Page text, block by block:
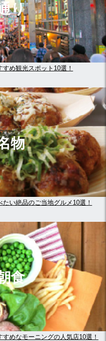
り
め観光スポット10選！
物
い絶品のご当地グルメ10選！
食
めなモーニングの人気店10選！